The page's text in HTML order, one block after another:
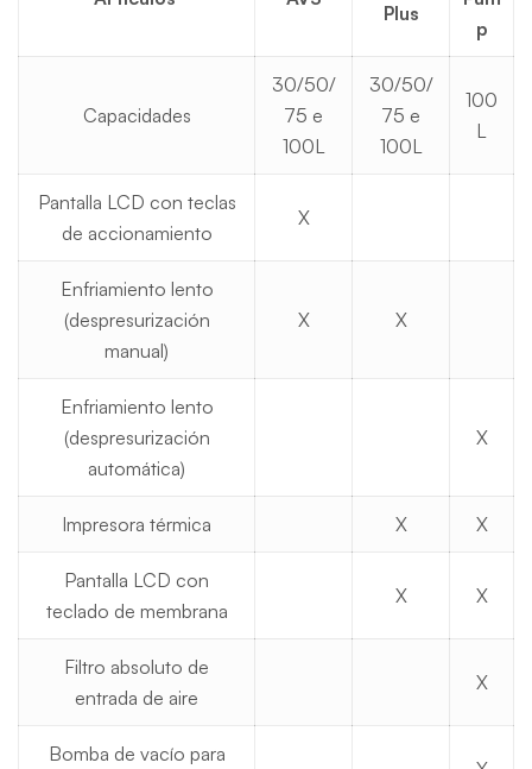
Plus
p
Capacidades
30/50/
75 e
100L
30/50/
75 e
100L
100
L
Pantalla LCD con teclas
de accionamiento
X
Enfriamiento lento
(despresurización
manual)
X X
Enfriamiento lento
(despresurización
automática)
X
Impresora térmica X X
Pantalla LCD con
teclado de membrana
X X
Filtro absoluto de
entrada de aire
X
Bomba de vacío para